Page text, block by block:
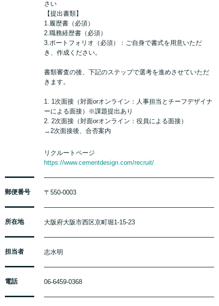
さい
【提出書類】
1.履歴書（必須）
2.職務経歴書（必須）
3.ポートフォリオ（必須）：ご自身で書式を用意いただ
き、作成ください。
書類審査の後、下記のステップで選考を進めさせていただ
きます。
1. 1次面接（対面orオンライン：人事担当とチーフデザイナ
ーによる面接）※課題提出あり
2. 2次面接（対面orオンライン：役員による面接）
→2次面接後、合否案内
リクルートページ
https://www.cementdesign.com/recruit/
郵便番号 〒550-0003
所在地 大阪府大阪市西区京町堀1-15-23
担当者 志水明
電話 06-6459-0368